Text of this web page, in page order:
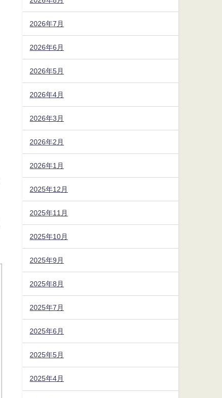
2026年7月
2026年6月
2026年5月
2026年4月
2026年3月
2026年2月
2026年1月
2025年12月
2025年11月
2025年10月
2025年9月
2025年8月
2025年7月
2025年6月
2025年5月
2025年4月